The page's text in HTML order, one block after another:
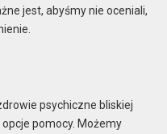
jest, abyśmy nie oceniali,
psychiczne bliskiej
pomocy. Możemy